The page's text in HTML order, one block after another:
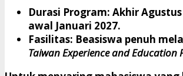
Durasi Program: Akhir
awal Januari 2027.
Fasilitas: Beasiswa penuh
Taiwan Experience and Education